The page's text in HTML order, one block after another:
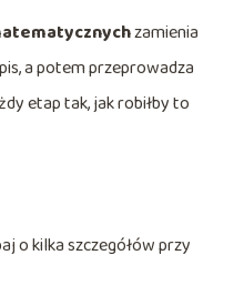
zamienia
a potem przeprowadza
etap tak, jak robiłby to
o kilka szczegółów przy